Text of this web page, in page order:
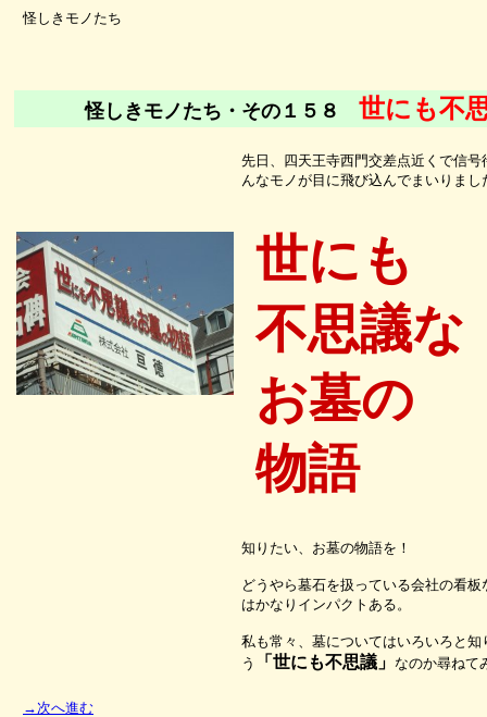
怪しきモノたち
怪しきモノたち・その１５８ 世にも不
先日、四天王寺西門交差点近くで信号
んなモノが目に飛び込んでまいりまし
世にも
不思議な
お墓の
物語
知りたい、お墓の物語を！
どうやら墓石を扱っている会社の看
はかなりインパクトある。
私も常々、墓についてはいろいろと知
う
「世にも不思議」 なのか尋ねて
→次へ進む